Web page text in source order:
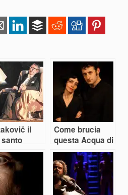
il
Come brucia
questa Acqua di
colonia